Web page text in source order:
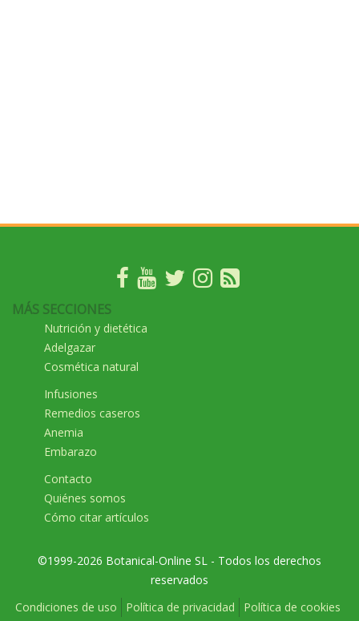
MÁS SECCIONES
Nutrición y dietética
Adelgazar
Cosmética natural
Infusiones
Remedios caseros
Anemia
Embarazo
Contacto
Quiénes somos
Cómo citar artículos
©1999-2026 Botanical-Online SL - Todos los derechos
reservados
Condiciones de uso
Política de privacidad Política de cookies